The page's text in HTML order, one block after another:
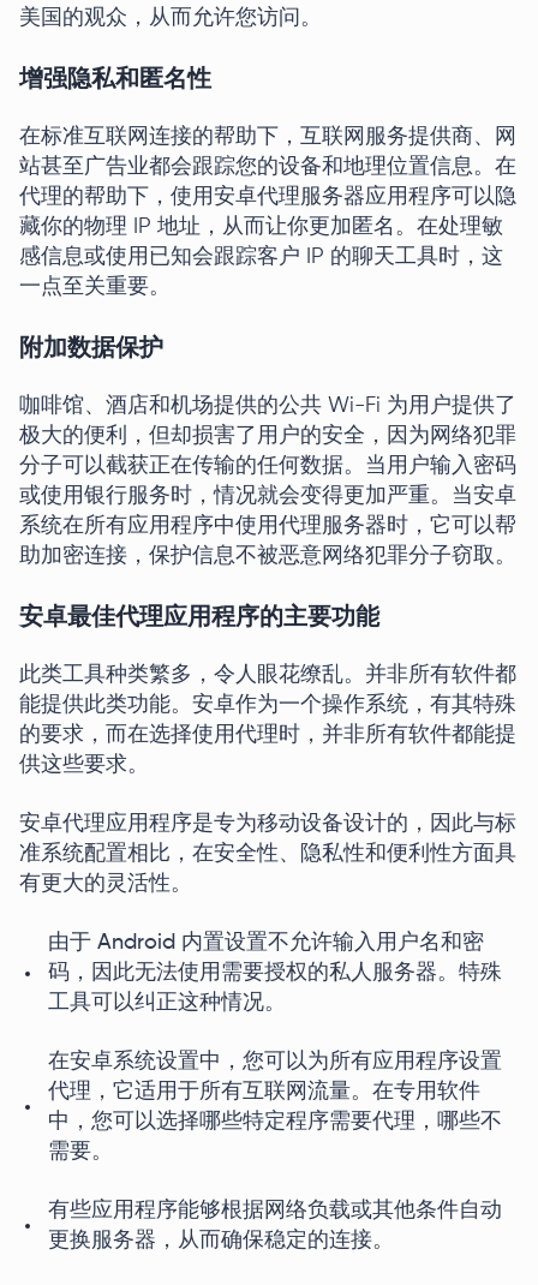
美国的观众，从而允许您访问。
增强隐私和匿名性
在标准互联网连接的帮助下，互联网服务提供商、网
站甚至广告业都会跟踪您的设备和地理位置信息。在
代理的帮助下，使用安卓代理服务器应用程序可以隐
藏你的物理 IP 地址，从而让你更加匿名。在处理敏
感信息或使用已知会跟踪客户 IP 的聊天工具时，这
一点至关重要。
附加数据保护
咖啡馆、酒店和机场提供的公共 Wi-Fi 为用户提供了
极大的便利，但却损害了用户的安全，因为网络犯罪
分子可以截获正在传输的任何数据。当用户输入密码
或使用银行服务时，情况就会变得更加严重。当安卓
系统在所有应用程序中使用代理服务器时，它可以帮
助加密连接，保护信息不被恶意网络犯罪分子窃取。
安卓最佳代理应用程序的主要功能
此类工具种类繁多，令人眼花缭乱。并非所有软件都
能提供此类功能。安卓作为一个操作系统，有其特殊
的要求，而在选择使用代理时，并非所有软件都能提
供这些要求。
安卓代理应用程序是专为移动设备设计的，因此与标
准系统配置相比，在安全性、隐私性和便利性方面具
有更大的灵活性。
由于 Android 内置设置不允许输入用户名和密
码，因此无法使用需要授权的私人服务器。特殊
工具可以纠正这种情况。
在安卓系统设置中，您可以为所有应用程序设置
代理，它适用于所有互联网流量。在专用软件
中，您可以选择哪些特定程序需要代理，哪些不
需要。
有些应用程序能够根据网络负载或其他条件自动
更换服务器，从而确保稳定的连接。